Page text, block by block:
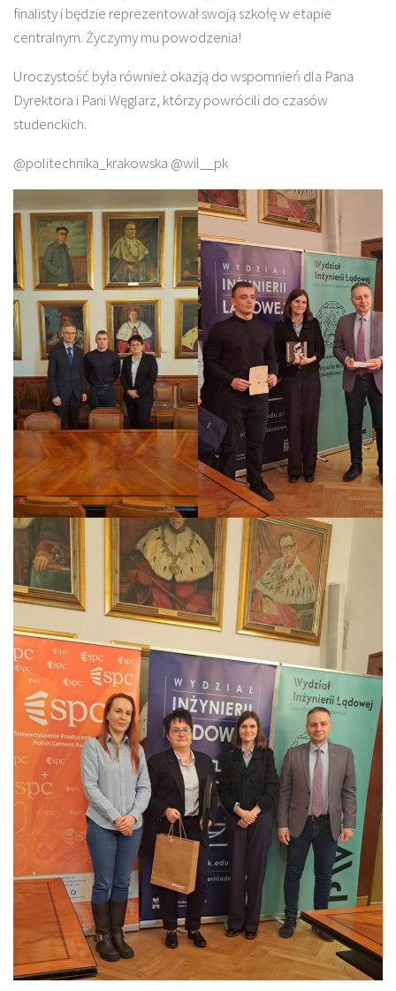
finalisty i będzie reprezentował swoją szkołę w etapie
centralnym. Życzymy mu powodzenia!
Uroczystość była również okazją do wspomnień dla Pana
Dyrektora i Pani Węglarz, którzy powrócili do czasów
studenckich.
@politechnika_krakowska @wil__pk